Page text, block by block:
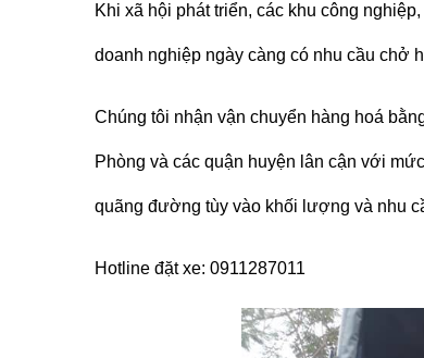
Khi xã hội phát triển, các khu công
doanh nghiệp ngày càng có nhu cầu chở
Chúng tôi nhận vận chuyển hàng hoá
Phòng và các quận huyện lân cận với
quãng đường tùy vào khối lượng và nhu
Hotline đặt xe: 0911287011